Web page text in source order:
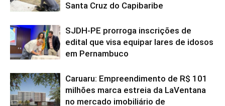
Santa Cruz do Capibaribe
SJDH-PE prorroga inscrições de
edital que visa equipar lares de idosos
em Pernambuco
Caruaru: Empreendimento de R$ 101
milhões marca estreia da LaVentana
no mercado imobiliário de